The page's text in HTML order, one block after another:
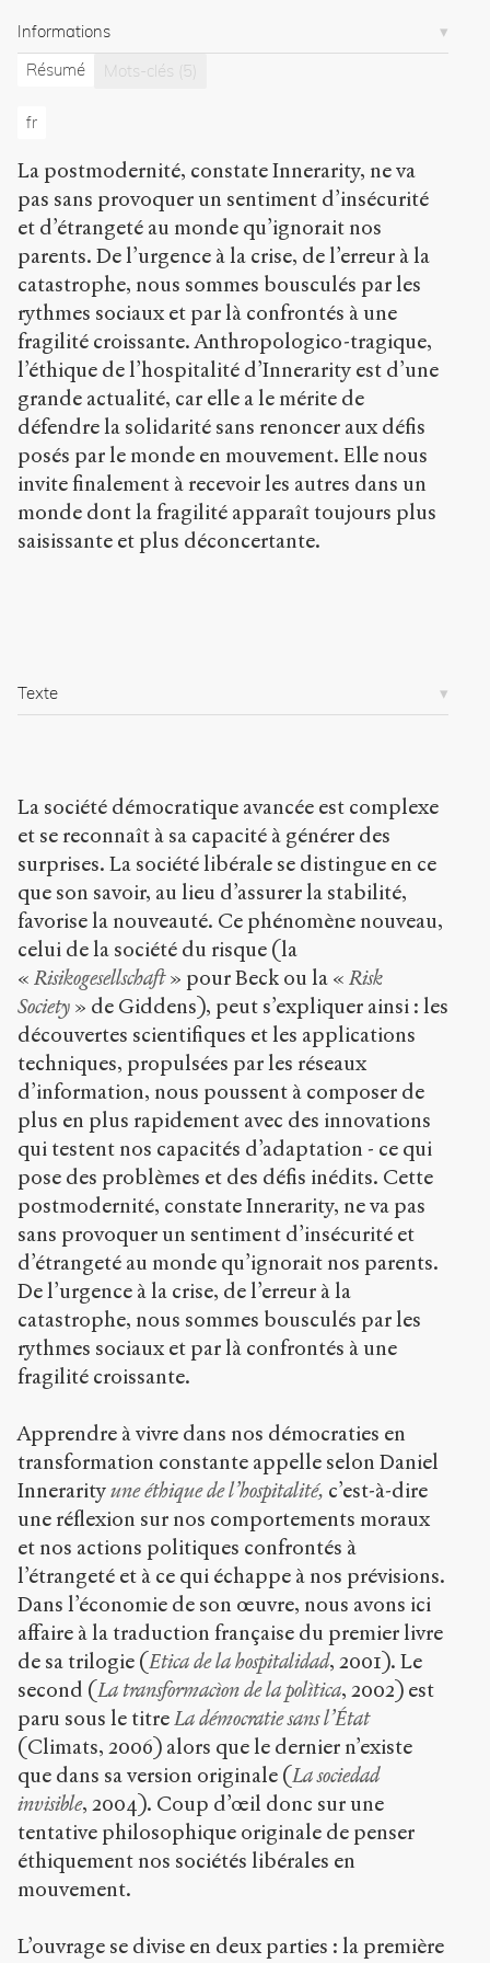
/
s
e
s
p
b
i
c
.
o
r
g
/
a
r
t
c
l
e
Copier la
référence
Creative
Commons
Attribution-
NonCommercial-
ShareAlike 4.0
International
(CC BY-NC-SA
4.0) Sens-Public,
2009
Accéder
version
PDF
Informations
Résumé
Mots-clés (5)
fr
La postmodernité, constate Innerarity, ne va
pas sans provoquer un sentiment d’insécurité
et d’étrangeté au monde qu’ignorait nos
parents. De l’urgence à la crise, de l’erreur à la
catastrophe, nous sommes bousculés par les
rythmes sociaux et par là confrontés à une
fragilité croissante. Anthropologico-tragique,
l’éthique de l’hospitalité d’Innerarity est d’une
grande actualité, car elle a le mérite de
défendre la solidarité sans renoncer aux défis
posés par le monde en mouvement. Elle nous
invite finalement à recevoir les autres dans un
monde dont la fragilité apparaît toujours plus
saisissante et plus déconcertante.
Texte
La société démocratique avancée est complexe
et se reconnaît à sa capacité à générer des
surprises. La société libérale se distingue en ce
que son savoir, au lieu d’assurer la stabilité,
favorise la nouveauté. Ce phénomène nouveau,
celui de la société du risque (la
« Risikogesellschaft» pour Beck ou la « Risk
Society » de Giddens), peut s’expliquer ainsi : les
découvertes scientifiques et les applications
techniques, propulsées par les réseaux
d’information, nous poussent à composer de
plus en plus rapidement avec des innovations
qui testent nos capacités d’adaptation - ce qui
pose des problèmes et des défis inédits. Cette
postmodernité, constate Innerarity, ne va pas
sans provoquer un sentiment d’insécurité et
d’étrangeté au monde qu’ignorait nos parents.
De l’urgence à la crise, de l’erreur à la
catastrophe, nous sommes bousculés par les
rythmes sociaux et par là confrontés à une
fragilité croissante.
Apprendre à vivre dans nos démocraties en
transformation constante appelle selon Daniel
Innerarityune éthique de l’hospitalité, c’est-à-dire
une réflexion sur nos comportements moraux
et nos actions politiques confrontés à
l’étrangeté et à ce qui échappe à nos prévisions.
Dans l’économie de son œuvre, nous avons ici
affaire à la traduction française du premier livre
de sa trilogie (Etica de la hospitalidad, 2001). Le
second (La transformacìon de la polìtica, 2002) est
paru sous le titreLa démocratie sans l’État
(Climats, 2006) alors que le dernier n’existe
que dans sa version originale (La sociedad
invisible, 2004). Coup d’œil donc sur une
tentative philosophique originale de penser
éthiquement nos sociétés libérales en
mouvement.
L’ouvrage se divise en deux parties : la première